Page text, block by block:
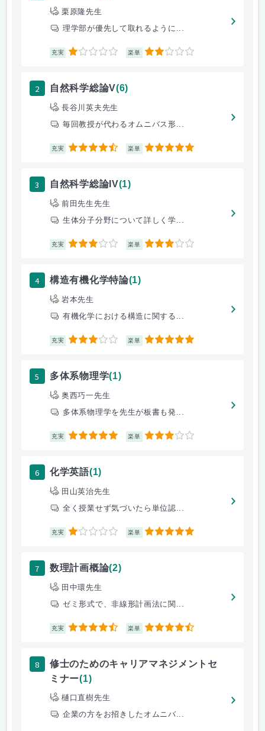
栗原隆先生
理学部が優先して取れるように...
充実 1 楽単 2
2 自然科学総論V(6)
長谷川英夫先生
毎回教授が代わるオムニバス形...
充実 4.5 楽単 5
3 自然科学総論IV(1)
前田先生先生
生体分子分野について詳しく学...
充実 3 楽単 3
4 構造有機化学特論(1)
岩本先生
有機化学における構造に関する...
充実 3 楽単 5
5 多体系物理学(1)
奥西巧一先生
多体系物理学を先生が板書も発...
充実 5 楽単 3
6 化学英語(1)
田山英治先生
全く授業せず気づいたら単位認...
充実 1 楽単 5
7 数理計画概論(2)
田中環先生
ゼミ形式で、非線形計画法に関...
充実 4.5 楽単 4.5
8
修士のためのキャリアマネジメントセ
ミナー(1)
樋口直樹先生
企業の方をお招きしたオムニバ...